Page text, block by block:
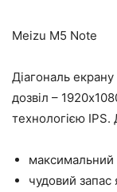
Meizu M5 Note
Діагональ
дозвіл –
технологією IPS.
максимальний
чудовий запас